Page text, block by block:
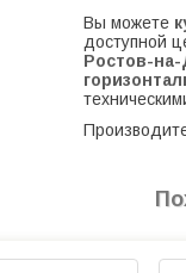
Вы можете
доступной
Ростов-на-